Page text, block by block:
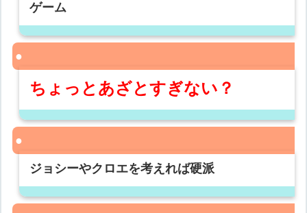
ゲーム
ちょっとあざとすぎない？
ジョシーやクロエを考えれば硬派